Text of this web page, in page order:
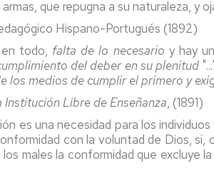
que repugna a su naturaleza, y
Hispano-Portugués (1892)
todo, falta de lo necesario y hay
del deber en su plenitud
los medios de cumplir el primero y
Institución Libre de Enseñanza, (1891)
es una necesidad para los
con la voluntad de Dios,
males la conformidad que excluye